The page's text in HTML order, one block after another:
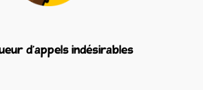
d’appels indésirables